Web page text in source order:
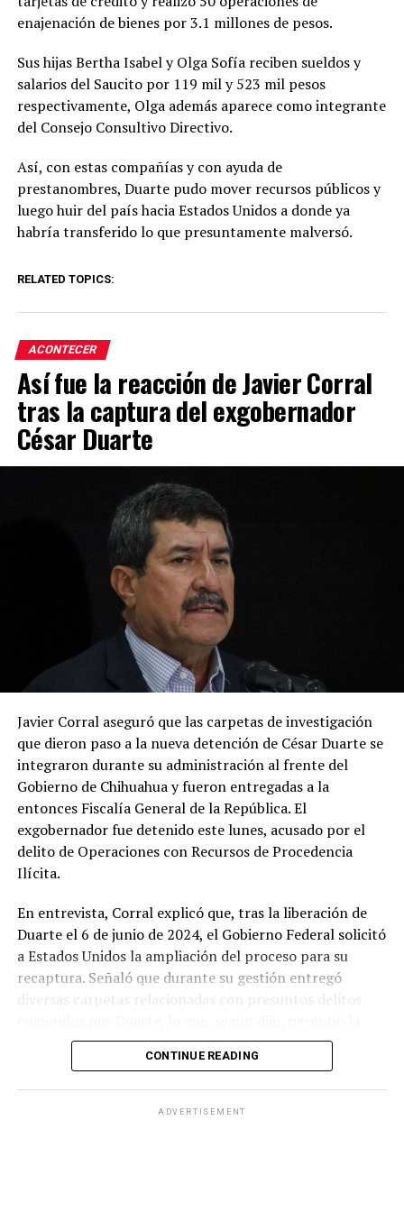
enajenación de bienes por 3.1 millones de pesos.
Sus hijas Bertha Isabel y Olga Sofía reciben sueldos y
salarios del Saucito por 119 mil y 523 mil pesos
respectivamente, Olga además aparece como integrante
del Consejo Consultivo Directivo.
Así, con estas compañías y con ayuda de
prestanombres, Duarte pudo mover recursos públicos y
luego huir del país hacia Estados Unidos a donde ya
habría transferido lo que presuntamente malversó.
RELATED TOPICS:
ACONTECER
Así fue la reacción de Javier Corral
tras la captura del exgobernador
César Duarte
Javier Corral aseguró que las carpetas de investigación
que dieron paso a la nueva detención de César Duarte se
integraron durante su administración al frente del
Gobierno de Chihuahua y fueron entregadas a la
entonces Fiscalía General de la República. El
exgobernador fue detenido este lunes, acusado por el
delito de Operaciones con Recursos de Procedencia
Ilícita.
En entrevista, Corral explicó que, tras la liberación de
Duarte el 6 de junio de 2024, el Gobierno Federal solicitó
a Estados Unidos la ampliación del proceso para su
recaptura. Señaló que durante su gestión entregó
diversas carpetas relacionadas con presuntos delitos
continuidad de las investigaciones y derivó en la orden
De acuerdo con información difundida por la FGR, la
CONTINUE READING
ADVERTISEMENT